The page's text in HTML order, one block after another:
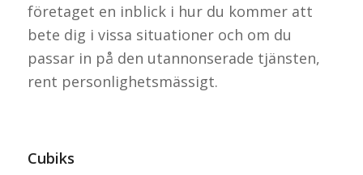
företaget en inblick i hur du kommer att
bete dig i vissa situationer och om du
passar in på den utannonserade tjänsten,
rent personlighetsmässigt.
Cubiks